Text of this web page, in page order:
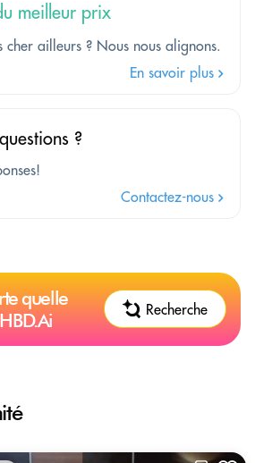
meilleur prix
cher ailleurs ? Nous nous alignons.
En savoir plus
?
Contactez-nous
quelle
Recherche